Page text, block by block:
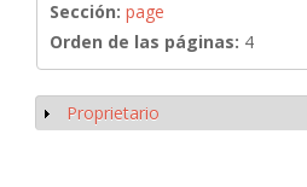
Sección: page
Orden de las páginas: 4
Mostrar
Proprietario